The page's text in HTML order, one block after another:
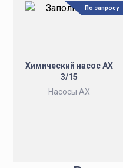
Химический насос АХ
3/15
Насосы АХ
По запросу